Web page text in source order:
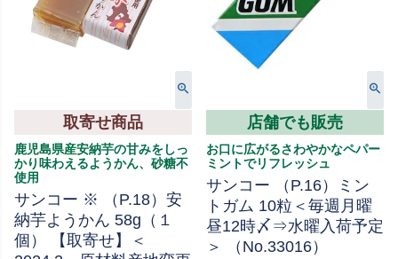
取寄せ商品
鹿児島県産安納芋の甘みをしっ
かり味わえるようかん、砂糖不
使用
サンコー ※ （P.18）安
納芋ようかん 58g（１
個） 【取寄せ】＜
店舗でも販売
お口に広がるさわやかなペパー
ミントでリフレッシュ
サンコー （P.16）ミン
トガム 10粒＜毎週月曜
昼12時〆⇒水曜入荷予定
＞ （No.33016）